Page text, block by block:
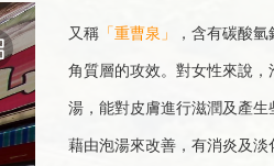
又稱 「重曹泉」
，含有碳酸
角質層的攻效。對女性來說
湯，能對皮膚進行滋潤及產
藉由泡湯來改善，有消炎及淡